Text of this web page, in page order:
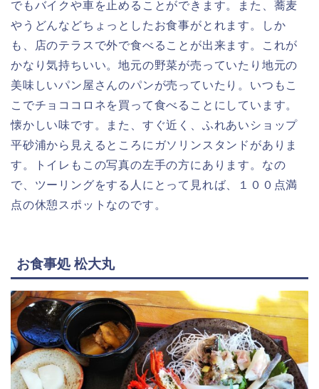
でもバイクや車を止めることができます。また、蕎麦
やうどんなどちょっとしたお食事がとれます。しか
も、店のテラスで外で食べることが出来ます。これが
かなり気持ちいい。地元の野菜が売っていたり地元の
美味しいパン屋さんのパンが売っていたり。いつもこ
こでチョココロネを買って食べることにしています。
懐かしい味です。また、すぐ近く、ふれあいショップ
平砂浦から見えるところにガソリンスタンドがありま
す。トイレもこの写真の左手の方にあります。なの
で、ツーリングをする人にとって見れば、１００点満
点の休憩スポットなのです。
お食事処 松大丸